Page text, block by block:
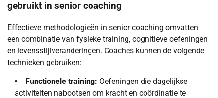
gebruikt in senior coaching
Effectieve methodologieën in senior coaching omvatten
een combinatie van fysieke training, cognitieve oefeningen
en levensstijlveranderingen. Coaches kunnen de volgende
technieken gebruiken:
Functionele training: Oefeningen die dagelijkse
activiteiten nabootsen om kracht en coördinatie te